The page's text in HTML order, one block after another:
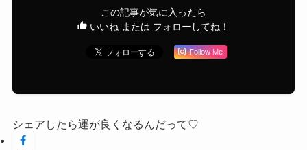
この記事が気に入ったら
いいね または フォローしてね！
Follow Me
シェアしたら運が良くなるんだって♡